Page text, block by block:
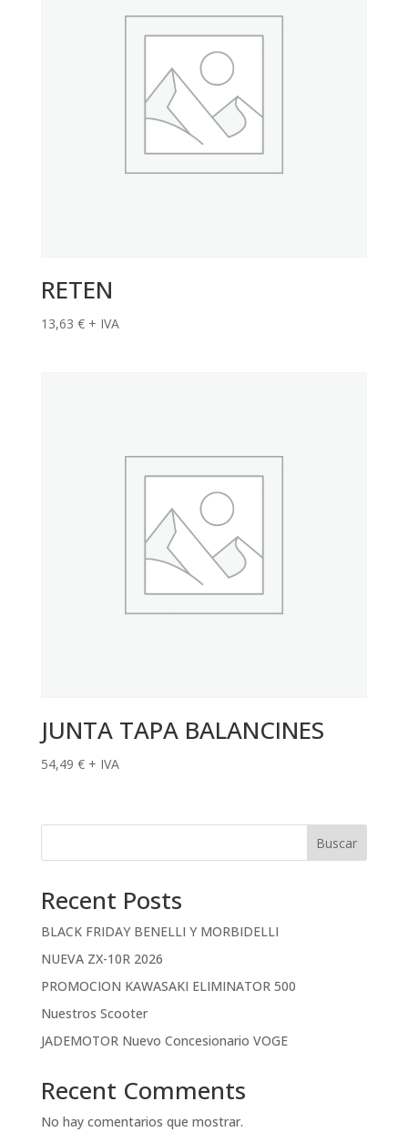
RETEN
13,63 € + IVA
JUNTA TAPA BALANCINES
54,49 € + IVA
Buscar
Recent Posts
BLACK FRIDAY BENELLI Y MORBIDELLI
NUEVA ZX-10R 2026
PROMOCION KAWASAKI ELIMINATOR 500
Nuestros Scooter
JADEMOTOR Nuevo Concesionario VOGE
Recent Comments
No hay comentarios que mostrar.